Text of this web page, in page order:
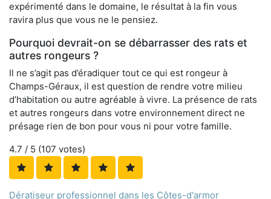
expérimenté dans le domaine, le résultat à la fin vous
ravira plus que vous ne le pensiez.
Pourquoi devrait-on se débarrasser des rats et
autres rongeurs ?
Il ne s’agit pas d’éradiquer tout ce qui est rongeur à
Champs-Géraux, il est question de rendre votre milieu
d’habitation ou autre agréable à vivre. La présence de rats
et autres rongeurs dans votre environnement direct ne
présage rien de bon pour vous ni pour votre famille.
4.7 / 5 (107 votes)
Dératiseur professionnel dans les Côtes-d'armor